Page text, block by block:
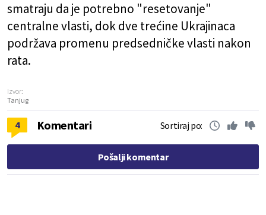
smatraju da je potrebno "resetovanje"
centralne vlasti, dok dve trećine Ukrajinaca
podržava promenu predsedničke vlasti nakon
rata.
Izvor:
Tanjug
4 Komentari Sortiraj po:
Pošalji komentar